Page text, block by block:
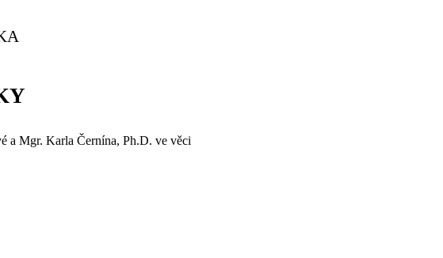
a Mgr. Karla Černína, Ph.D. ve věci